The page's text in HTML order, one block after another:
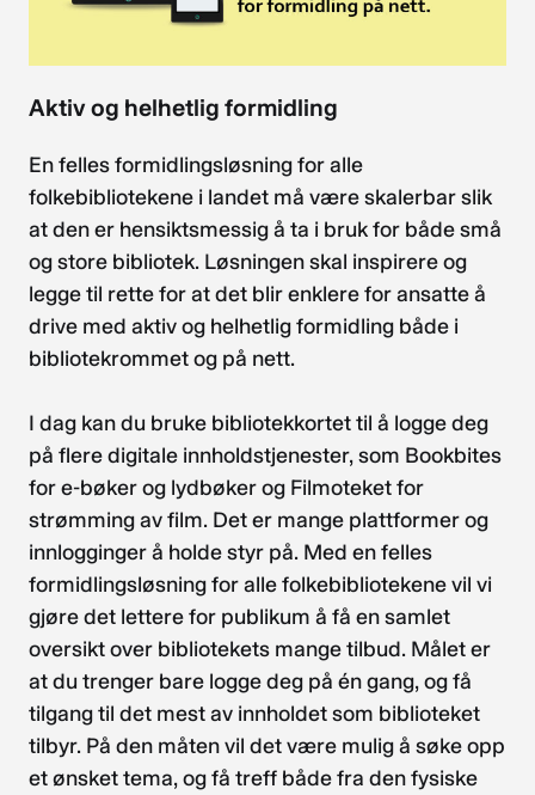
Aktiv og helhetlig formidling
En felles formidlingsløsning for alle
folkebibliotekene i landet må være skalerbar slik
at den er hensiktsmessig å ta i bruk for både små
og store bibliotek. Løsningen skal inspirere og
legge til rette for at det blir enklere for ansatte å
drive med aktiv og helhetlig formidling både i
bibliotekrommet og på nett.
I dag kan du bruke bibliotekkortet til å logge deg
på flere digitale innholdstjenester, som Bookbites
for e-bøker og lydbøker og Filmoteket for
strømming av film. Det er mange plattformer og
innlogginger å holde styr på. Med en felles
formidlingsløsning for alle folkebibliotekene vil vi
gjøre det lettere for publikum å få en samlet
oversikt over bibliotekets mange tilbud. Målet er
at du trenger bare logge deg på én gang, og få
tilgang til det mest av innholdet som biblioteket
tilbyr. På den måten vil det være mulig å søke opp
et ønsket tema, og få treff både fra den fysiske